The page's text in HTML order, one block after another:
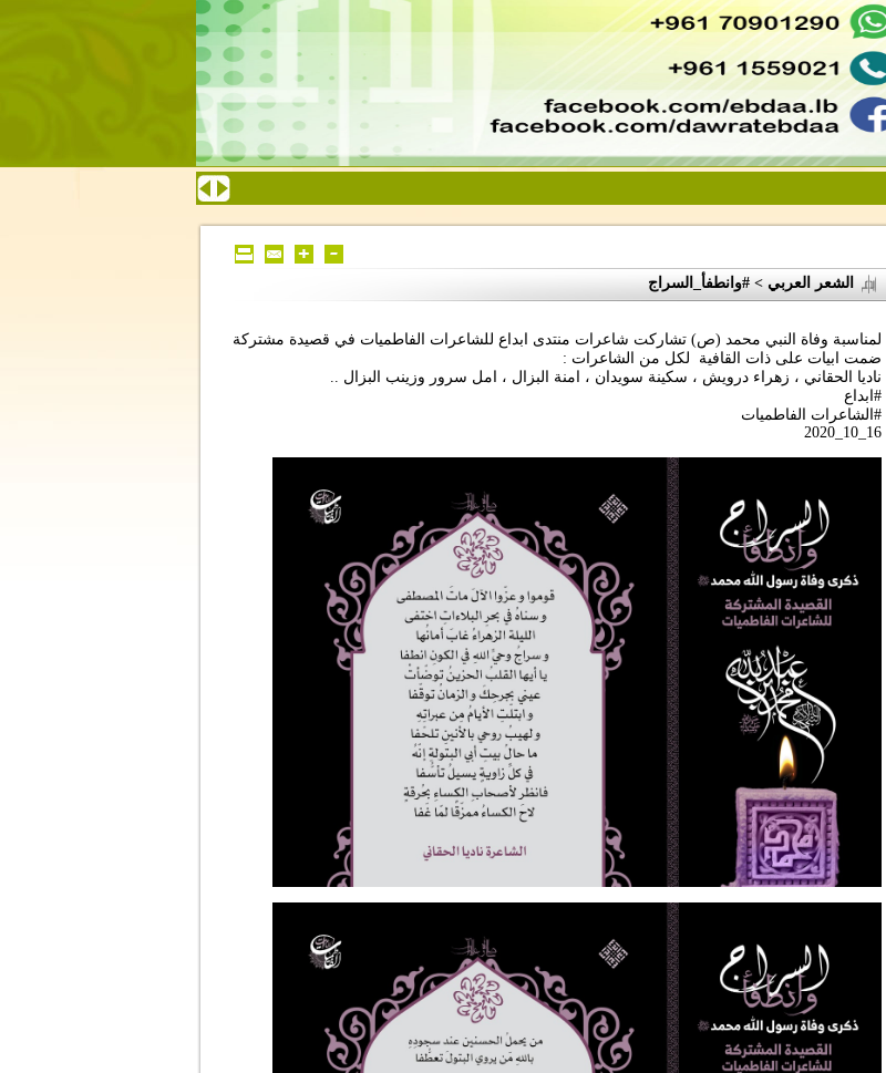
الشعر العربي > #وانطفأ_السراج
لمناسبة وفاة النبي محمد (ص) تشاركت شاعرات منتدى ابداع للشاعرات الفاطميات في قصيدة مشتركة
ضمت ابيات على ذات القافية لكل من الشاعرات :
ناديا الحقاني ، زهراء درويش ، سكينة سويدان ، امنة البزال ، امل سرور وزينب البزال ..
#ابداع
#الشاعرات الفاطميات
16_10_2020